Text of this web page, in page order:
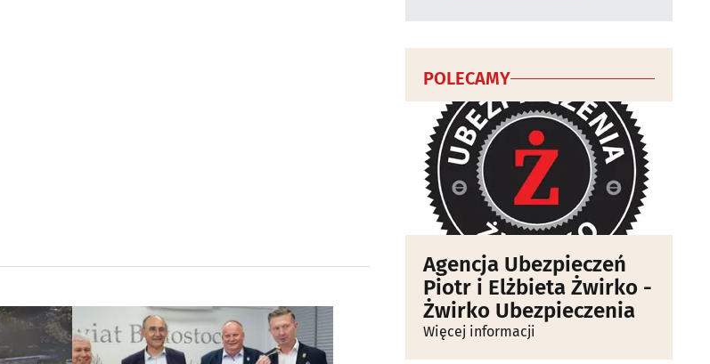
POLECAMY
Agencja Ubezpieczeń
Piotr i Elżbieta Żwirko -
Żwirko Ubezpieczenia
Więcej informacji